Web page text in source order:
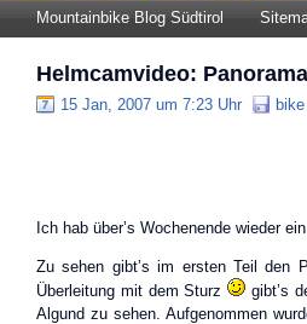
Mountainbike Blog Südtirol
Helmcamvideo:
15 Jan, 2007 um 7:23 Uhr bike
Ich hab über’s Wochenende wieder
Zu sehen gibt’s im ersten Teil den
Überleitung mit dem Sturz
gibt’s
Algund zu sehen. Aufgenommen